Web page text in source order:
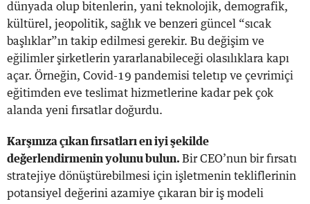
dünyada olup bitenlerin, yani teknolojik, demografik,
kültürel, jeopolitik, sağlık ve benzeri güncel “sıcak
başlıklar”ın takip edilmesi gerekir. Bu değişim ve
eğilimler şirketlerin yararlanabileceği olasılıklara kapı
açar. Örneğin, Covid-19 pandemisi teletıp ve çevrimiçi
eğitimden eve teslimat hizmetlerine kadar pek çok
alanda yeni fırsatlar doğurdu.
Karşınıza çıkan fırsatları en iyi şekilde
değerlendirmenin yolunu bulun. Bir CEO’nun bir fırsatı
stratejiye dönüştürebilmesi için işletmenin tekliflerinin
potansiyel değerini azamiye çıkaran bir iş modeli